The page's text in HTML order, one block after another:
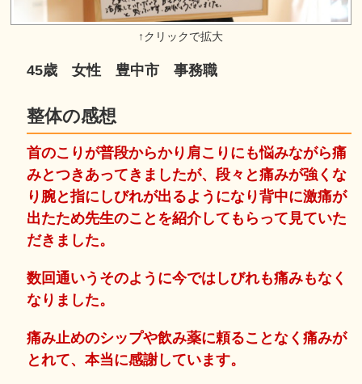
45歳 女性 豊中市 事務職
整体の感想
首のこりが普段からかり肩こりにも悩みながら痛
みとつきあってきましたが、段々と痛みが強くな
り腕と指にしびれが出るようになり背中に激痛が
出たため先生のことを紹介してもらって見ていた
だきました。
数回通いうそのように今ではしびれも痛みもなく
なりました。
痛み止めのシップや飲み薬に頼ることなく痛みが
とれて、本当に感謝しています。